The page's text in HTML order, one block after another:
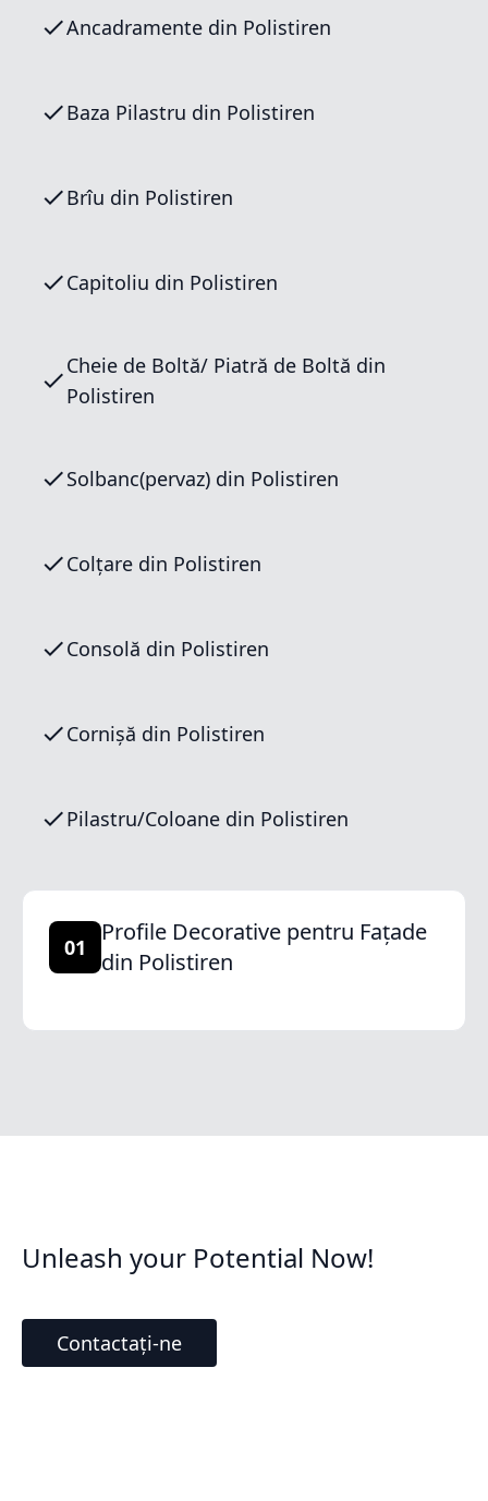
Ancadramente din Polistiren
Baza Pilastru din Polistiren
Brîu din Polistiren
Capitoliu din Polistiren
Cheie de Boltă/ Piatră de Boltă din
Polistiren
Solbanc(pervaz) din Polistiren
Colțare din Polistiren
Consolă din Polistiren
Cornișă din Polistiren
Pilastru/Coloane din Polistiren
01
Profile Decorative pentru Fațade
din Polistiren
Unleash your Potential Now!
Contactați-ne